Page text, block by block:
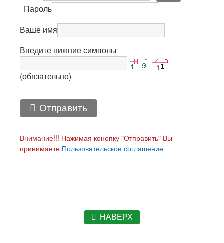
Пароль
Ваше имя
Введите нижние символы
(обязательно)
Отправить
Внимание!!! Нажимая конопку "Отправить" Вы
принимаете Пользовательское соглашение
НАВЕРХ